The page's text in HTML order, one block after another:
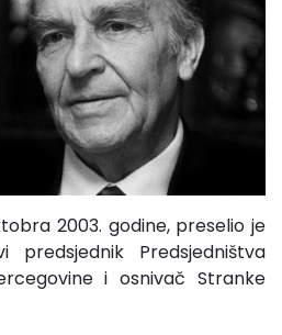
2003. godine, preselio je
predsjednik Predsjedništva
i osnivač Stranke